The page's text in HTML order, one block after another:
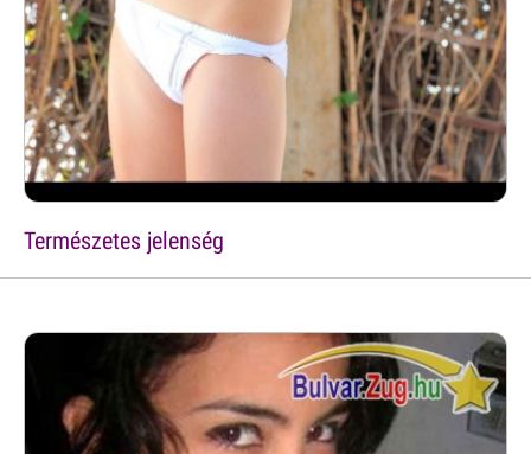
Természetes jelenség